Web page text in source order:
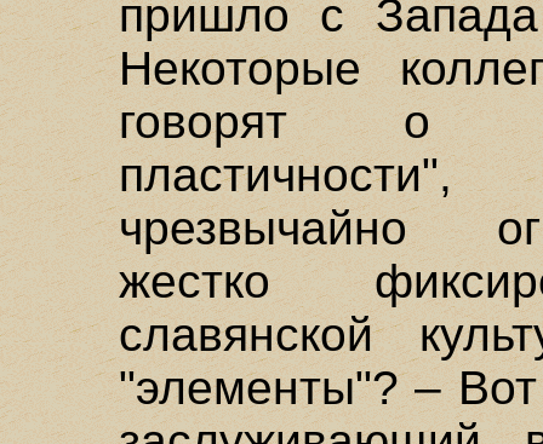
пришло с
Некоторые
говорят о
чрезвычайно
жестко
славянской
"элементы"? –